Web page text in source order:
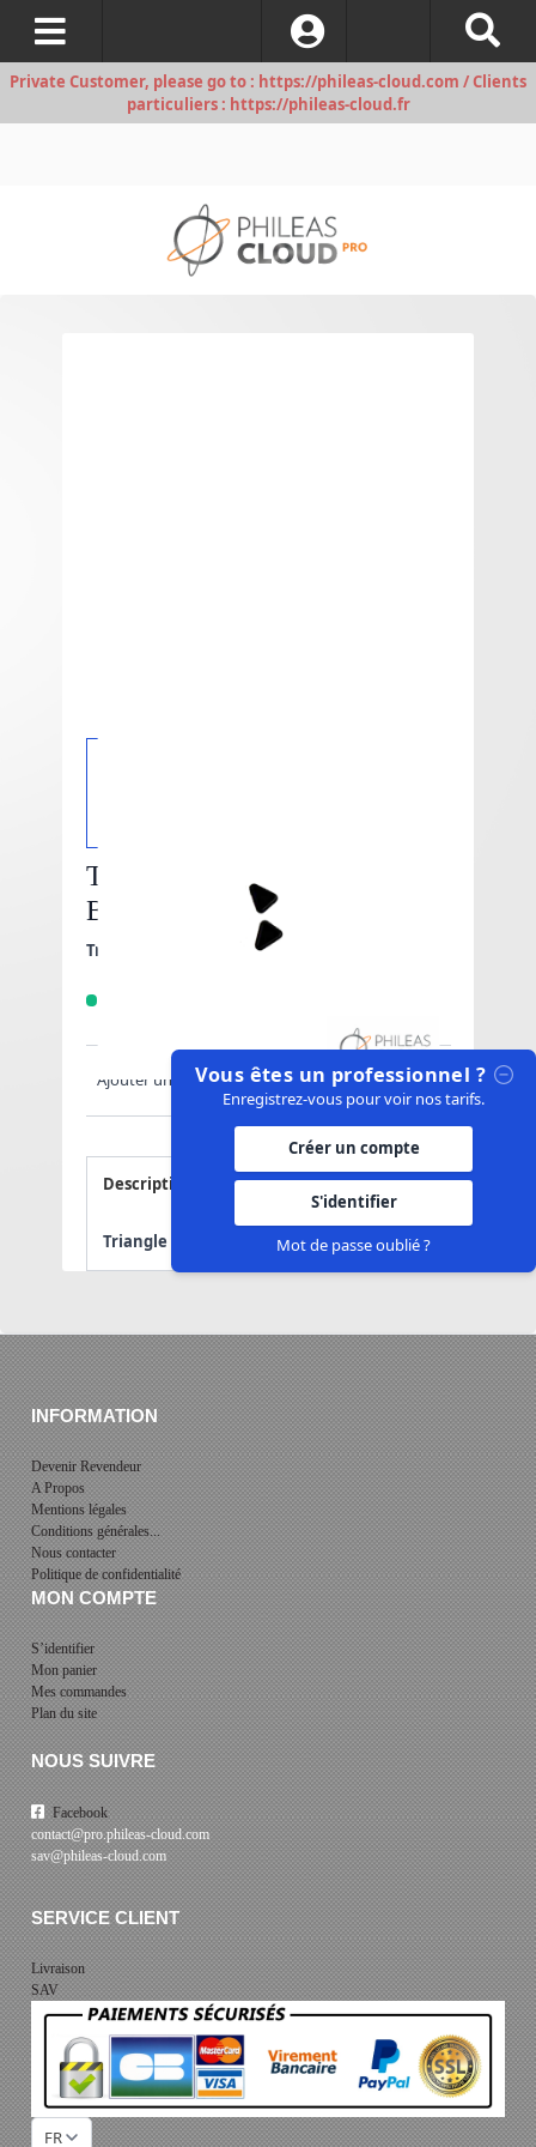
Private Customer, please go to : https://phileas-cloud.com / Clients
particuliers : https://phileas-cloud.fr
Vous êtes un professionnel ?
Enregistrez-vous pour voir nos tarifs.
Créer un compte
S'identifier
Mot de passe oublié ?
S’identifier
Triangle Up/Down Buttons -
Billet Box
Triangle Up/Down Buttons - Billet Box
Ajouter un commentaire
Description Avis
Triangle Up/Down Buttons - Billet Box
INFORMATION
Devenir Revendeur
A Propos
Mentions légales
Conditions générales...
Nous contacter
Politique de confidentialité
MON COMPTE
S’identifier
Mon panier
Mes commandes
Plan du site
NOUS SUIVRE
Facebook
contact@pro.phileas-cloud.com
sav@phileas-cloud.com
SERVICE CLIENT
Livraison
SAV
FR